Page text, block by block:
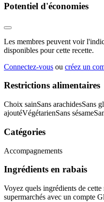
Potentiel d'économies
Les membres peuvent voir
disponibles pour cette recette.
Connectez-vous ou créez un
Restrictions alimentaires
Choix sainSans arachidesSans
ajoutéVégétarienSans sésame
Catégories
Accompagnements
Ingrédients en rabais
Voyez quels ingrédients de
supermarchés avec un compte